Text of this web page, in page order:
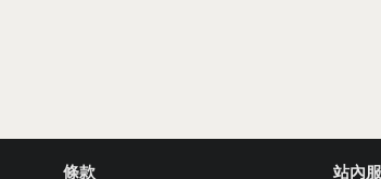
條款 站內